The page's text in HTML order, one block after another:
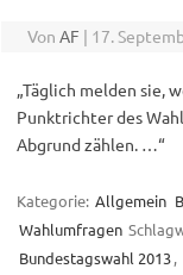
Von AF | 17.
„Täglich melden sie,
Punktrichter des
Abgrund zählen. …“
Kategorie: Allgemein
Wahlumfragen
Bundestagswahl 2013,